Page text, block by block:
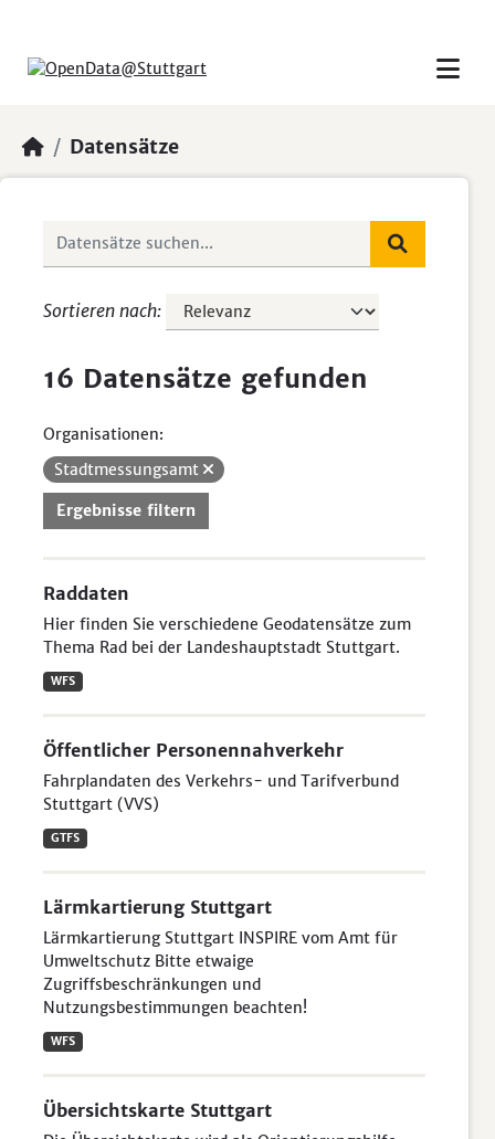
Datensätze
Sortieren nach
16 Datensätze gefunden
Organisationen:
Stadtmessungsamt
Ergebnisse filtern
Raddaten
Hier finden Sie verschiedene Geodatensätze zum
Thema Rad bei der Landeshauptstadt Stuttgart.
WFS
Öffentlicher Personennahverkehr
Fahrplandaten des Verkehrs- und Tarifverbund
Stuttgart (VVS)
GTFS
Lärmkartierung Stuttgart
Lärmkartierung Stuttgart INSPIRE vom Amt für
Umweltschutz Bitte etwaige
Zugriffsbeschränkungen und
Nutzungsbestimmungen beachten!
WFS
Übersichtskarte Stuttgart